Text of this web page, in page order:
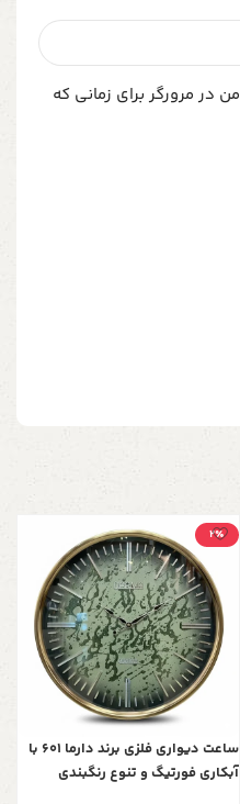
در مرورگر برای زمانی که
2٪
ساعت دیواری فلزی برند دارما 601 با
آبکاری فورتیگ و تنوع رنگبندی